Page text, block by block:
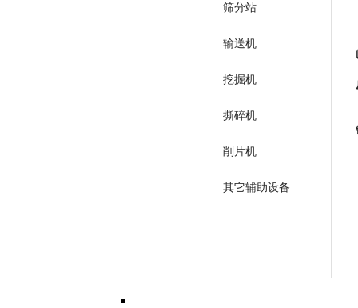
筛分站
输送机
挖掘机
撕碎机
削片机
其它辅助设备